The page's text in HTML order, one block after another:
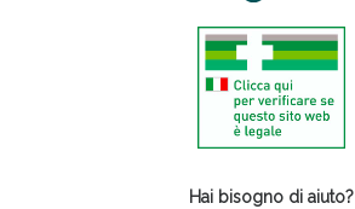
Hai bisogno di aiuto?